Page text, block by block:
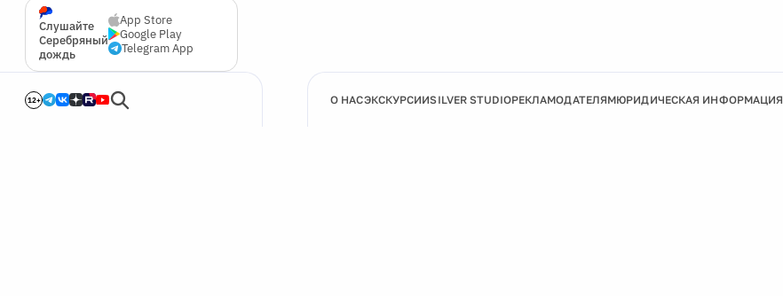
Слушайте
Серебряный
дождь
App Store
Google Play
Telegram App
12+ О НАСЭКСКУРСИИSILVER STUDIOРЕКЛАМОДАТЕЛЯМЮРИДИЧЕСКАЯ ИНФОРМАЦИЯ